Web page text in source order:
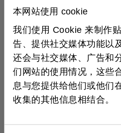
本网站使用 cookie
我们使用 Cookie 来制作
告、提供社交媒体功能以
还会与社交媒体、广告和
们网站的使用情况，这些
息与您提供给他们或他们
收集的其他信息相结合。
了互操作性和效率，因为用
接从 CAD 软件中的规划数
新版
插件
在发布 HALCON 24.05 的
OpenVINO 工具包 AI² 插件
Intel 硬件的兼容性，并提高